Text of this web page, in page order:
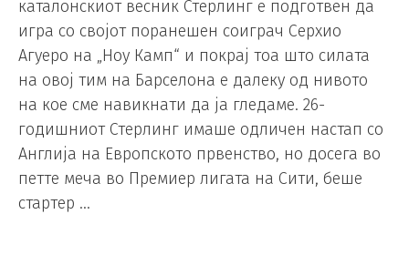
каталонскиот весник Стерлинг е подготвен да
игра со својот поранешен соиграч Серхио
Агуеро на „Ноу Камп“ и покрај тоа што силата
на овој тим на Барселона е далеку од нивото
на кое сме навикнати да ја гледаме. 26-
годишниот Стерлинг имаше одличен настап со
Англија на Европското првенство, но досега во
петте меча во Премиер лигата на Сити, беше
стартер …